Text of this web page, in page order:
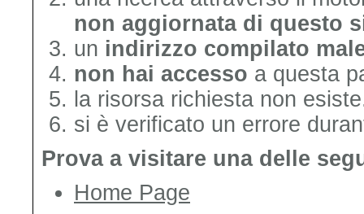
non aggiornata di questo
un indirizzo compilato
non hai accesso a questa
la risorsa richiesta non
si è verificato un errore
Prova a visitare una delle
Home Page